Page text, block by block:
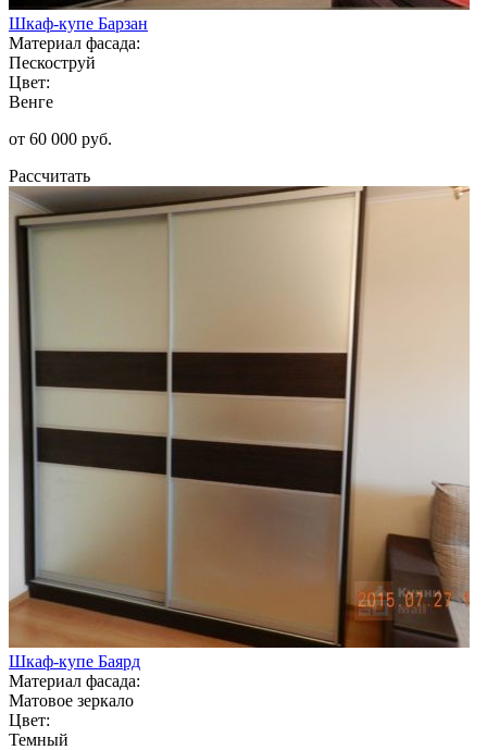
Шкаф-купе Барзан
Материал фасада:
Пескоструй
Цвет:
Венге
от 60 000 руб.
Рассчитать
Шкаф-купе Баярд
Материал фасада:
Матовое зеркало
Цвет:
Темный